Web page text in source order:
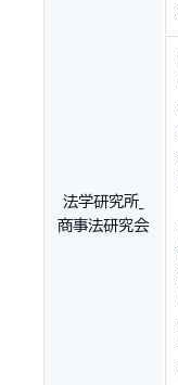
法学研究所_
商事法研究会